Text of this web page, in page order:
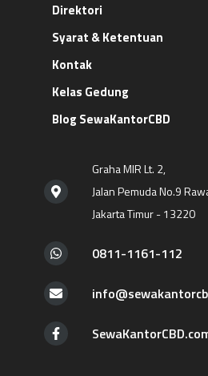
Direktori
Syarat & Ketentuan
Kontak
Kelas Gedung
Blog SewaKantorCBD
Graha MIR Lt. 2,
Jalan Pemuda No.9
Jakarta Timur - 13220
0811-1161-112